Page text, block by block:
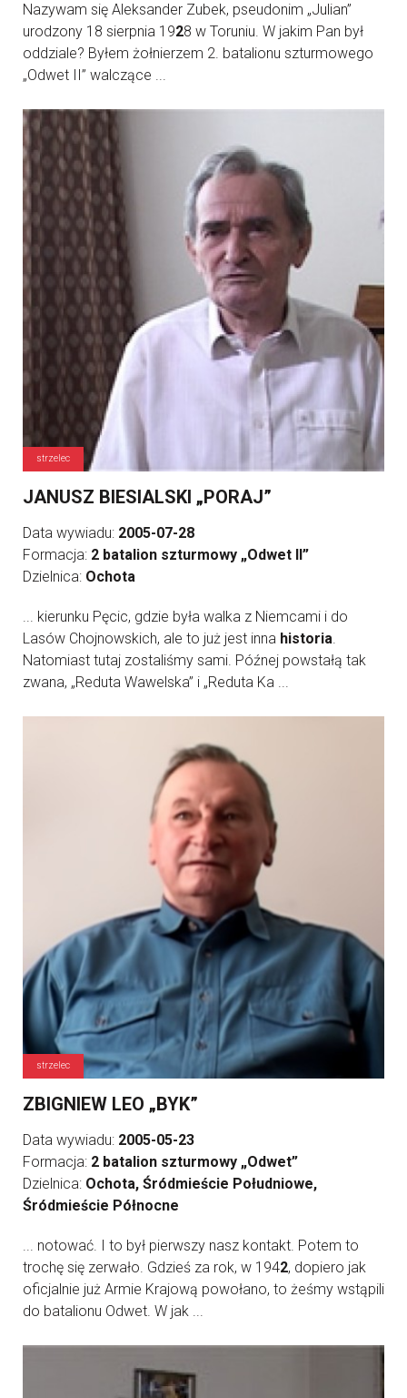
Nazywam się Aleksander Zubek, pseudonim „Julian”
urodzony 18 sierpnia 1928 w Toruniu. W jakim Pan był
oddziale? Byłem żołnierzem 2. batalionu szturmowego
„Odwet II” walczące ...
strzelec
JANUSZ BIESIALSKI „PORAJ”
Data wywiadu: 2005-07-28
Formacja: 2 batalion szturmowy „Odwet II”
Dzielnica: Ochota
... kierunku Pęcic, gdzie była walka z Niemcami i do
Lasów Chojnowskich, ale to już jest inna historia.
Natomiast tutaj zostaliśmy sami. Późnej powstałą tak
zwana, „Reduta Wawelska” i „Reduta Ka ...
strzelec
ZBIGNIEW LEO „BYK”
Data wywiadu: 2005-05-23
Formacja: 2 batalion szturmowy „Odwet”
Dzielnica: Ochota, Śródmieście Południowe,
Śródmieście Północne
... notować. I to był pierwszy nasz kontakt. Potem to
trochę się zerwało. Gdzieś za rok, w 1942, dopiero jak
oficjalnie już Armie Krajową powołano, to żeśmy wstąpili
do batalionu Odwet. W jak ...